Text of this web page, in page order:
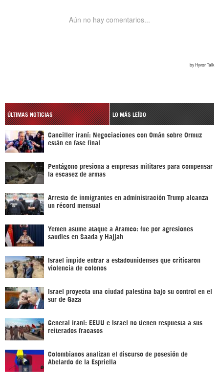
ÚLTIMAS NOTICIAS LO MÁS LEÍDO
Canciller iraní: Negociaciones con Omán sobre Ormuz
están en fase final
Pentágono presiona a empresas militares para compensar
la escasez de armas
Arresto de inmigrantes en administración Trump alcanza
un récord mensual
Yemen asume ataque a Aramco: fue por agresiones
saudíes en Saada y Hajjah
Israel impide entrar a estadounidenses que criticaron
violencia de colonos
Israel proyecta una ciudad palestina bajo su control en el
sur de Gaza
General iraní: EEUU e Israel no tienen respuesta a sus
reiterados fracasos
Colombianos analizan el discurso de posesión de
Abelardo de la Espriella